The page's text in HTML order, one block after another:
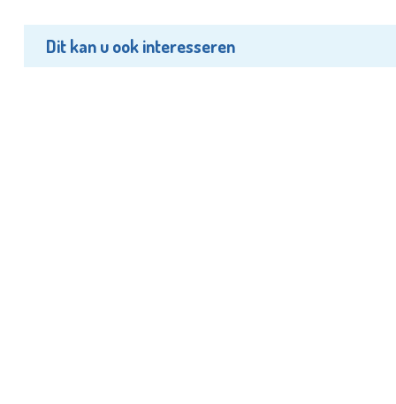
Dit kan u ook interesseren